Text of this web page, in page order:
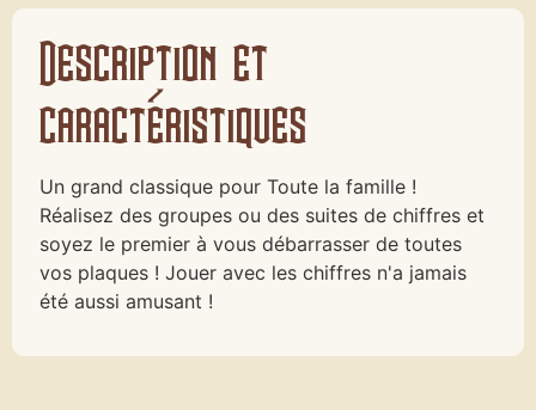
Description et
caractéristiques
Un grand classique pour Toute la famille !
Réalisez des groupes ou des suites de chiffres et
soyez le premier à vous débarrasser de toutes
vos plaques ! Jouer avec les chiffres n'a jamais
été aussi amusant !